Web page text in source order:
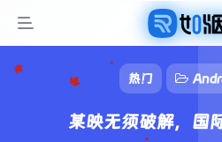
热门
某映无须破解，国